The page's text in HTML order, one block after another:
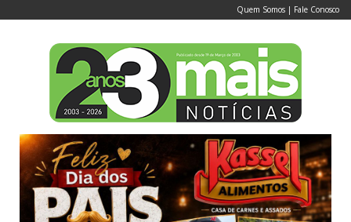
Quem Somos | Fale Conosco